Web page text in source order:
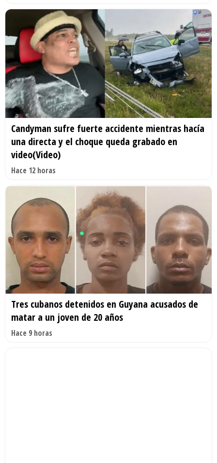
Candyman sufre fuerte accidente mientras hacía
una directa y el choque queda grabado en
video(Video)
Hace 12 horas
Tres cubanos detenidos en Guyana acusados de
matar a un joven de 20 años
Hace 9 horas